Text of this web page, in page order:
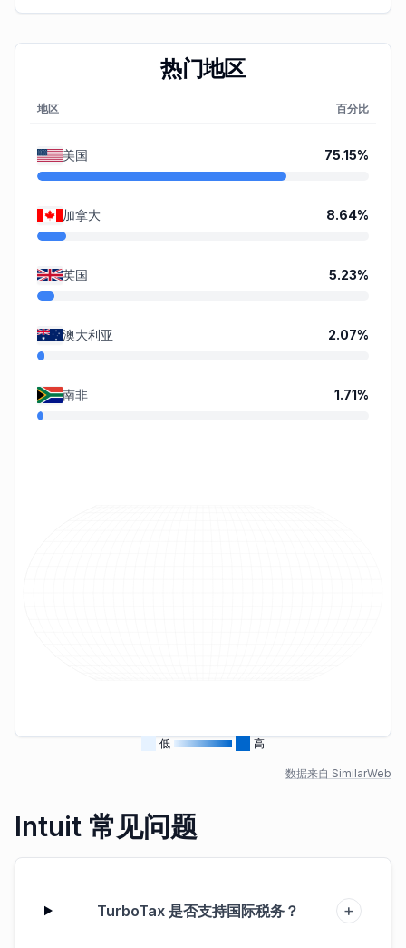
热门地区
地区 百分比
美国 75.15%
加拿大 8.64%
英国 5.23%
澳大利亚 2.07%
南非 1.71%
低 高
数据来自 SimilarWeb
Intuit 常见问题
TurboTax 是否支持国际税务？ +